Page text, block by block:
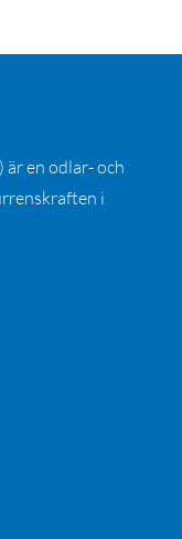
är en odlar- och
i